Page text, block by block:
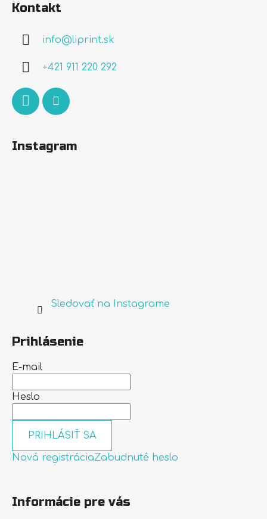
Kontakt
info@liprint.sk
+421 911 220 292
Instagram
Sledovať na Instagrame
Prihlásenie
E-mail
Heslo
PRIHLÁSIŤ SA
Nová registráciaZabudnuté heslo
Informácie pre vás